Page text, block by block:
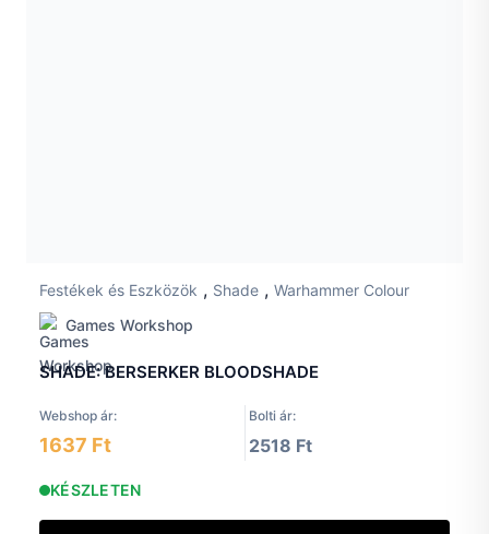
Festékek és Eszközök , Shade , Warhammer Colour
Games Workshop
SHADE: BERSERKER BLOODSHADE
Webshop ár: Bolti ár:
1637 Ft 2518 Ft
KÉSZLETEN